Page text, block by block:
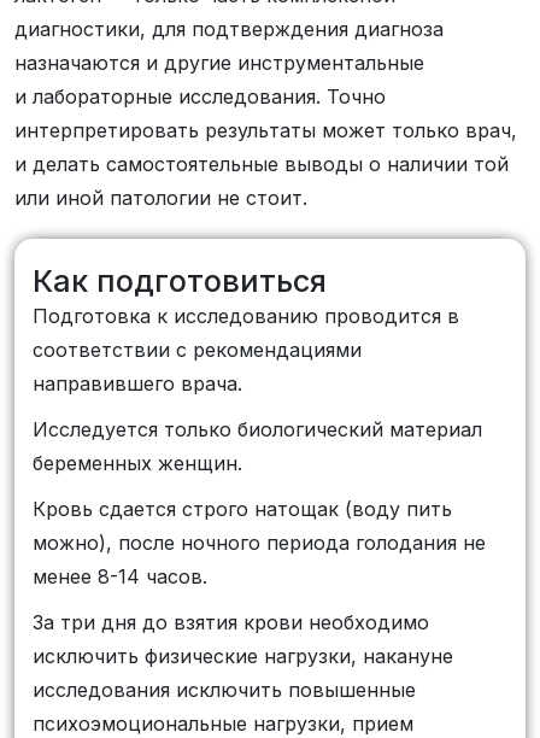
диагностики, для подтверждения диагноза
назначаются и другие инструментальные
и лабораторные исследования. Точно
интерпретировать результаты может только врач,
и делать самостоятельные выводы о наличии той
или иной патологии не стоит.
Как подготовиться
Подготовка к исследованию проводится в
соответствии с рекомендациями
направившего врача.
Исследуется только биологический материал
беременных женщин.
Кровь сдается строго натощак (воду пить
можно), после ночного периода голодания не
менее 8-14 часов.
За три дня до взятия крови необходимо
исключить физические нагрузки, накануне
исследования исключить повышенные
психоэмоциональные нагрузки, прием